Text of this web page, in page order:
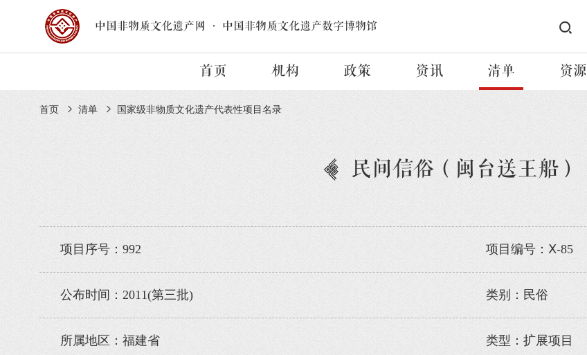
中国非物质文化遗产网 · 中国非物质文化遗产数字博物馆
首页 机构 政策 资讯 清单 资源
首页 清单 国家级非物质文化遗产代表性项目名录
民间信俗（闽台送王船）
项目序号：992 项目编号：Ⅹ-85
公布时间：2011(第三批) 类别：民俗
所属地区：福建省 类型：扩展项目